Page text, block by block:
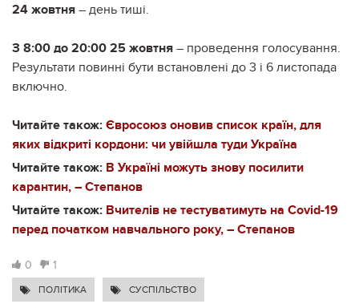
24 жовтня – день тиші.
З 8:00 до 20:00 25 жовтня – проведення голосування.
Результати повинні бути встановлені до 3 і 6 листопада
включно.
Читайте також: Євросоюз оновив список країн, для
яких відкриті кордони: чи увійшла туди Україна
Читайте також: В Україні можуть знову посилити
карантин, – Степанов
Читайте також: Вчителів не тестуватимуть на Covid-19
перед початком навчального року, – Степанов
0 1
ПОЛІТИКА СУСПІЛЬСТВО